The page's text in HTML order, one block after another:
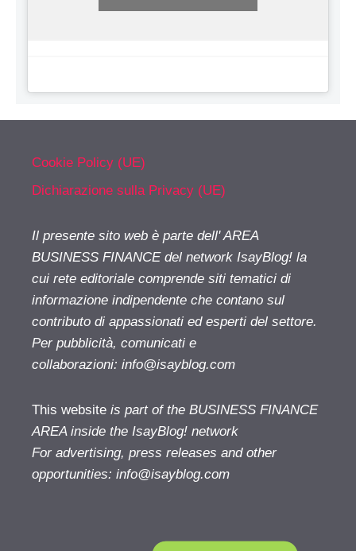
Cookie Policy (UE)
Dichiarazione sulla Privacy (UE)
Il presente sito web è parte dell' AREA
BUSINESS FINANCE del network IsayBlog! la
cui rete editoriale comprende siti tematici di
informazione indipendente che contano sul
contributo di appassionati ed esperti del settore.
Per pubblicità, comunicati e
collaborazioni: info@isayblog.com
This website is part of the BUSINESS FINANCE
AREA inside the IsayBlog! network
For advertising, press releases and other
opportunities: info@isayblog.com